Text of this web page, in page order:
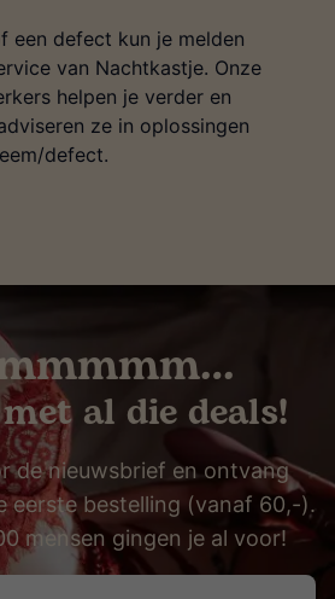
een defect kun je melden
van Nachtkastje. Onze
helpen je verder en
ze in oplossingen
defect.
al die deals!
de nieuwsbrief en ontvang
eerste bestelling (vanaf 60,-).
mensen gingen je al voor!